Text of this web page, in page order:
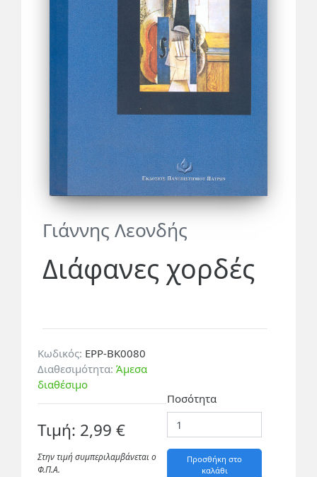
Γιάννης Λεονδής
Διάφανες χορδές
Κωδικός: EPP-BK0080
Διαθεσιμότητα: Άμεσα
διαθέσιμο
Τιμή: 2,99 €
Στην τιμή συμπεριλαμβάνεται ο
Φ.Π.A.
Ποσότητα
Προσθήκη στο
καλάθι